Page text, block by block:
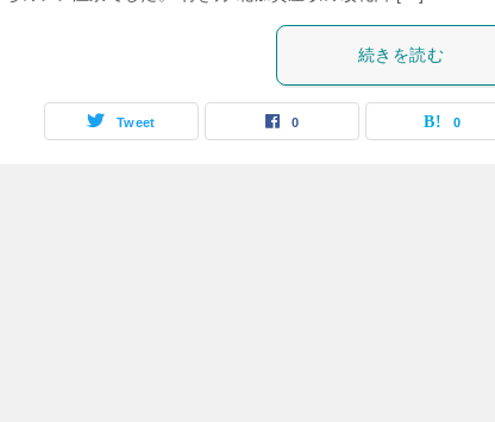
続きを読む
Tweet 0 0